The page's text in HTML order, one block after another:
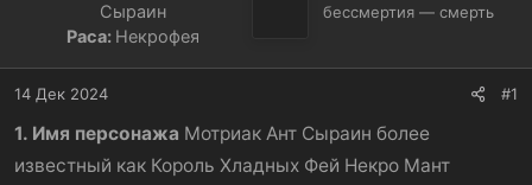
а
Сыраин
Раса: Некрофея
бессмертия — смерть
14 Дек 2024 #1
1. Имя персонажа Мотриак Ант Сыраин более
известный как Король Хладных Фей Некро Мант